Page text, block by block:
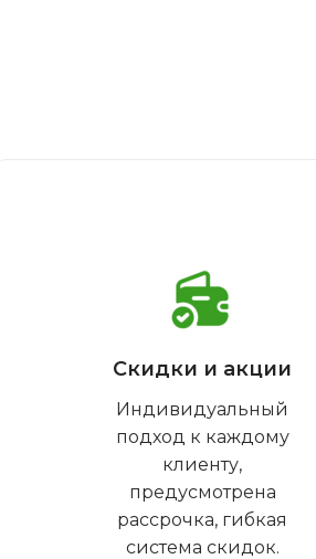
Скидки и акции
Индивидуальный
подход к каждому
клиенту,
предусмотрена
рассрочка, гибкая
система скидок.